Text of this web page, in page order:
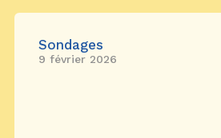
Sondages
9 février 2026